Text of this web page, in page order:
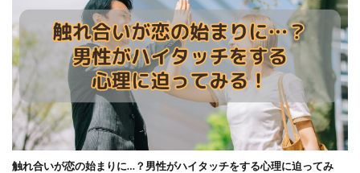
触れ合いが恋の始まりに…？男性がハイタッチをする心理に迫ってみ